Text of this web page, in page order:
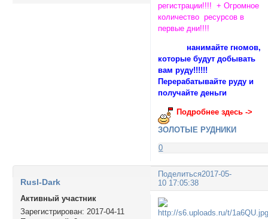
регистрации!!!! + Огромное
количество ресурсов в
первые дни!!!!
нанимайте гномов,
которые будут добывать
вам руду!!!!!!
Перерабатывайте руду и
получайте деньги
Подробнее здесь ->
ЗОЛОТЫЕ РУДНИКИ
0
Поделиться2017-05-
10 17:05:38
Rusl-Dark
Активный участник
Зарегистрирован: 2017-04-11